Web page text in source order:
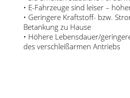
• E-Fahrzeuge sind leiser –
• Geringere Kraftstoff- bzw.
Betankung zu Hause
• Höhere Lebensdauer/
des verschleißarmen Antriebs